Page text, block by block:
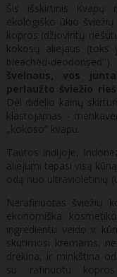
Šis išskirtinis Kvapų
ekologiško ūkio
kopros (džiovintų
kokosų aliejaus (toks
bleached-deodorised").
švelnaus, vos
perlaužto šviežio
Dėl didelio kainų
klastojamas -
„kokoso“ kvapu.
Tautos Indijoje,
aliejumi tepasi visą
odą nuo ultravioletinių
Nerafinuotas šviežių
ekonomiška
ingredientu veido ir
skutimosi kremams,
drėkina, ir minkština
su rafinuotu